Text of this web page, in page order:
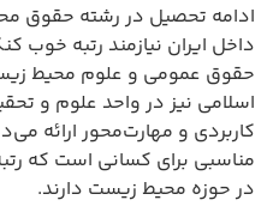
ادامه تحصیل در رشته حقوق
داخل ایران نیازمند رتبه خوب
حقوق عمومی و علوم محیط
اسلامی نیز در واحد علوم و
کاربردی و مهارت‌محور ارائه
مناسبی برای کسانی است که
در حوزه محیط زیست دارند.